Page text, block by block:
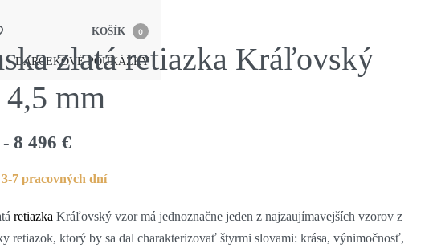
KOŠÍK 0
DARČEKOVÉ POUKÁŽKY
zlatá retiazka Kráľovský
mm
8 496 €
7 pracovných dní
retiazka Kráľovský vzor má jednoznačne jeden z najzaujímavejších vzorov z
retiazok, ktorý by sa dal charakterizovať štyrmi slovami: krása, výnimočnosť,